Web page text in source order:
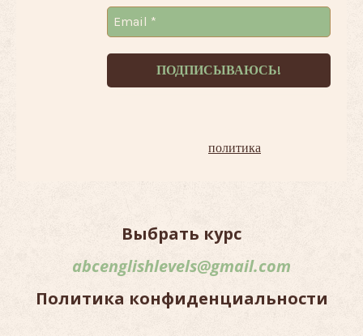
политика
Выбрать курс
abcenglishlevels@gmail.com
Политика конфиденциальности